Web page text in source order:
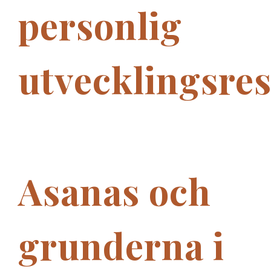
personlig
Asanas och
grunderna i